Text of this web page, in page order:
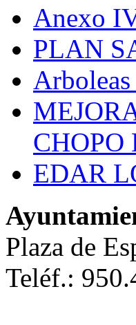
Anexo
PLAN
Arboleas
CHOPO
EDAR
Plaza de
Teléf.: